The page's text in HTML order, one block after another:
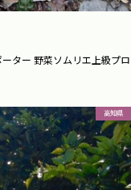
ター 野菜ソムリエ上級プロ
高知県